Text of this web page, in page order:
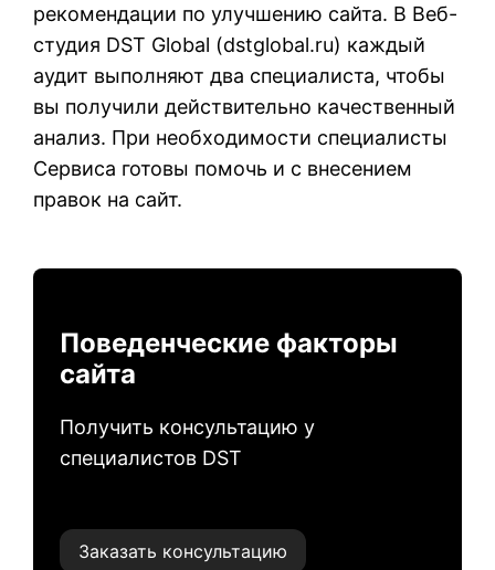
рекомендации по улучшению сайта. В Веб-
студия DST Global (dstglobal.ru) каждый
аудит выполняют два специалиста, чтобы
вы получили действительно качественный
анализ. При необходимости специалисты
Сервиса готовы помочь и с внесением
правок на сайт.
Поведенческие факторы
сайта
Получить консультацию у
специалистов DST
Заказать консультацию